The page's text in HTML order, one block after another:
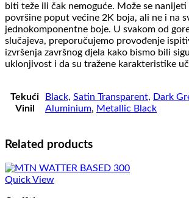
biti teže ili čak nemoguće. Može se nanijeti
površine poput većine 2K boja, ali ne i na
jednokomponentne boje. U svakom od
slučajeva, preporučujemo provođenje
izvršenja završnog djela kako bismo bili
uklonjivost i da su tražene karakteristike
Tekući
Vinil
Black, Satin Transparent, Dark
Aluminium, Metallic Black
Related products
Quick View